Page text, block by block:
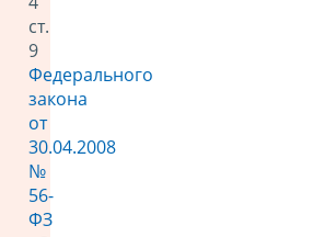
ст.
9
Федерального
закона
от
30.04.2008
№
56-
ФЗ